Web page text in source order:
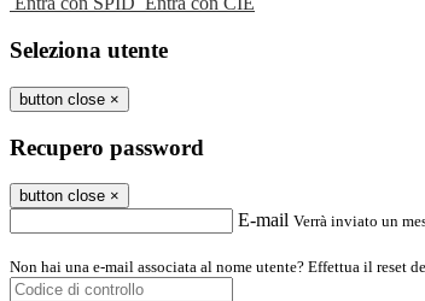
Seleziona utente
button close ×
Recupero password
button close ×
E-mail Verrà inviato un
Non hai una e-mail associata al nome utente? Effettua il reset